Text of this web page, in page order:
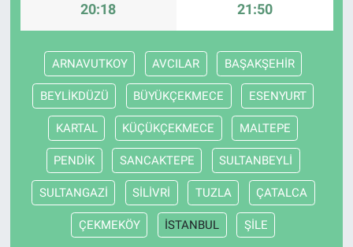
20:18 21:50
ARNAVUTKOY AVCILAR BAŞAKŞEHİR
BEYLİKDÜZÜ BÜYÜKÇEKMECE ESENYURT
KARTAL KÜÇÜKÇEKMECE MALTEPE
PENDİK SANCAKTEPE SULTANBEYLİ
SULTANGAZİ SİLİVRİ TUZLA ÇATALCA
ÇEKMEKÖY İSTANBUL ŞİLE